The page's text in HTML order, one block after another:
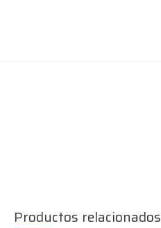
Productos relacionados